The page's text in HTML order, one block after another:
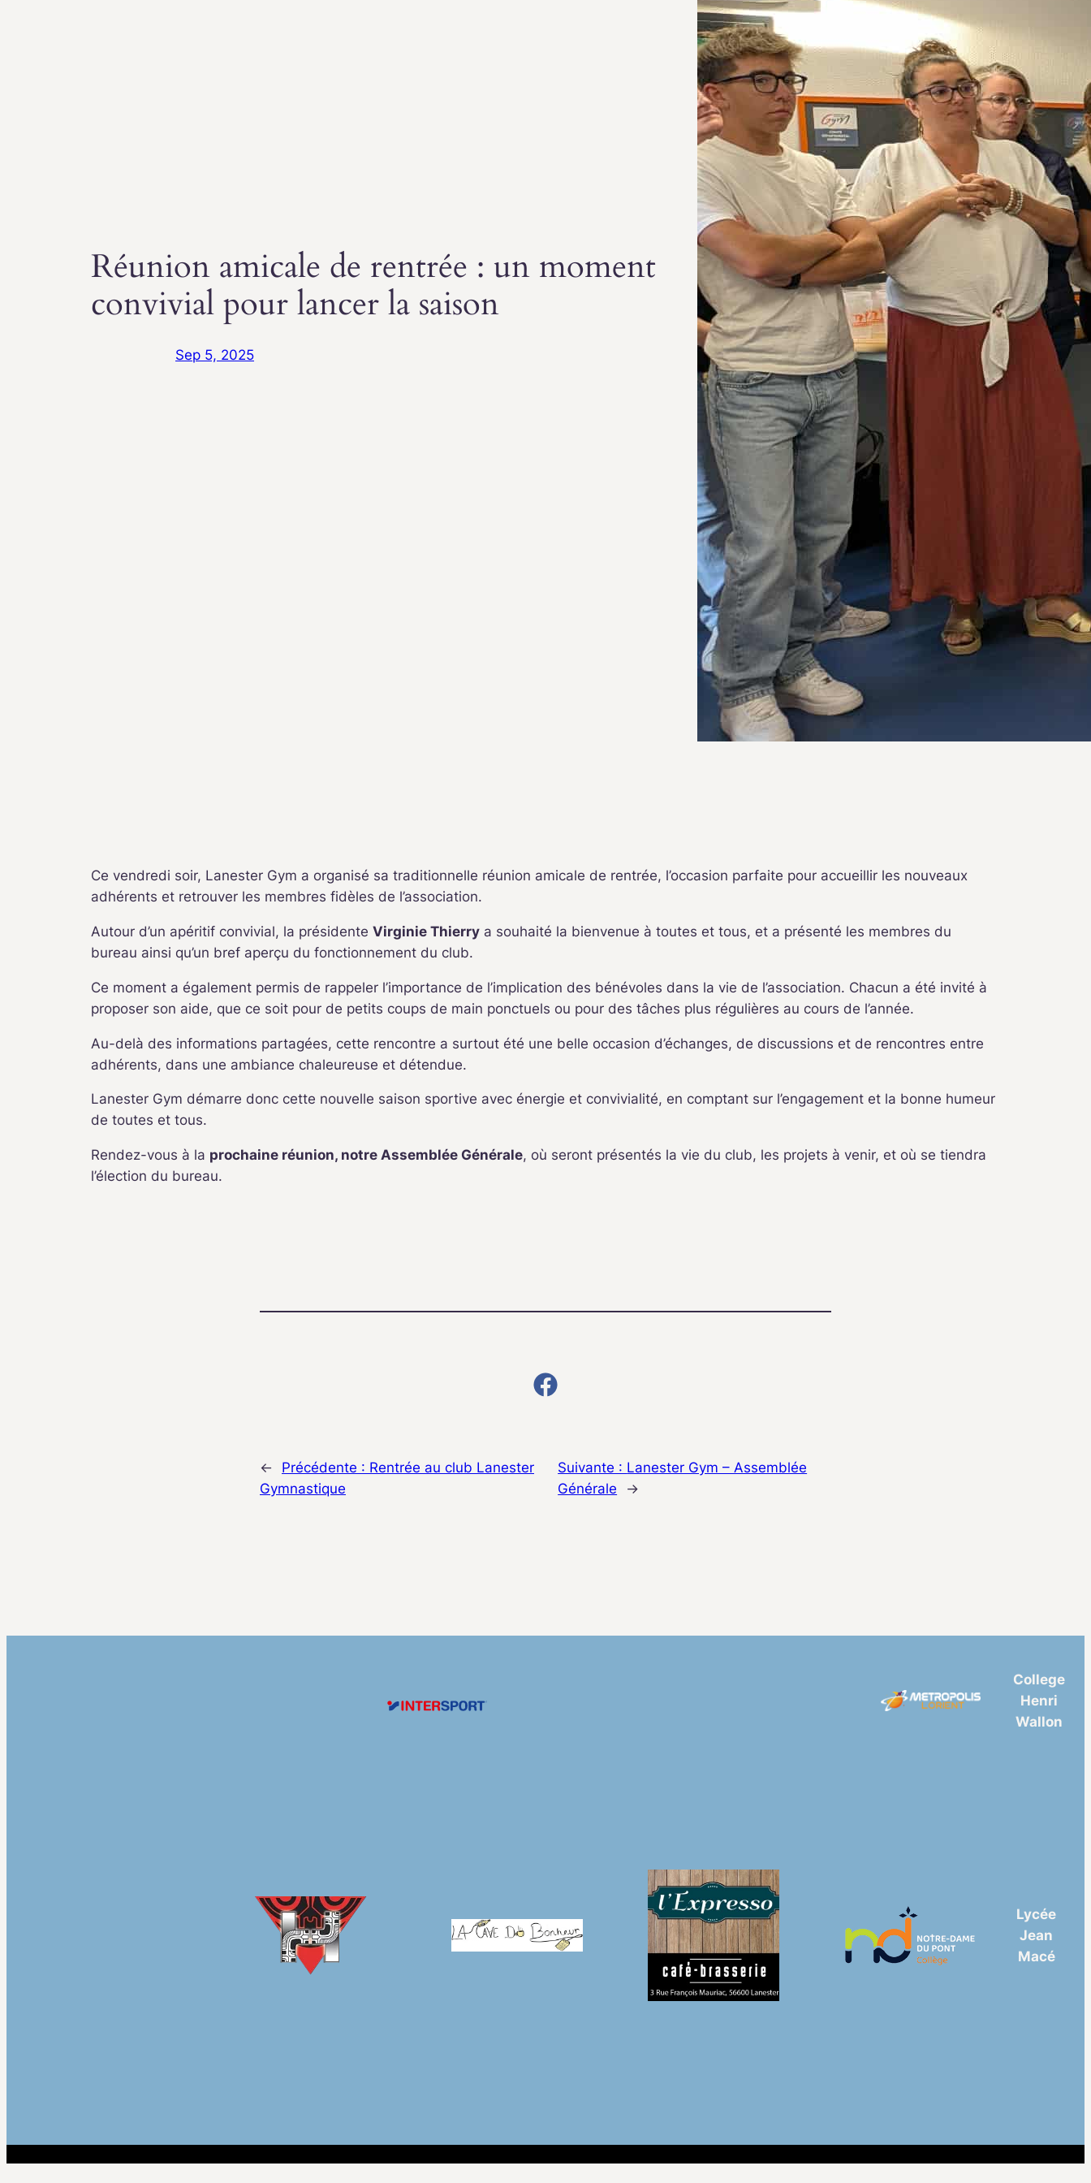
Réunion amicale de rentrée : un moment
convivial pour lancer la saison
Sep 5, 2025
Ce vendredi soir, Lanester Gym a organisé sa traditionnelle réunion amicale de rentrée, l’occasion parfaite pour accueillir les nouveaux
adhérents et retrouver les membres fidèles de l’association.
Autour d’un apéritif convivial, la présidente Virginie Thierry a souhaité la bienvenue à toutes et tous, et a présenté les membres du
bureau ainsi qu’un bref aperçu du fonctionnement du club.
Ce moment a également permis de rappeler l’importance de l’implication des bénévoles dans la vie de l’association. Chacun a été invité à
proposer son aide, que ce soit pour de petits coups de main ponctuels ou pour des tâches plus régulières au cours de l’année.
Au-delà des informations partagées, cette rencontre a surtout été une belle occasion d’échanges, de discussions et de rencontres entre
adhérents, dans une ambiance chaleureuse et détendue.
Lanester Gym démarre donc cette nouvelle saison sportive avec énergie et convivialité, en comptant sur l’engagement et la bonne humeur
de toutes et tous.
Rendez-vous à la prochaine réunion, notre Assemblée Générale, où seront présentés la vie du club, les projets à venir, et où se tiendra
l’élection du bureau.
← Précédente : Rentrée au club Lanester
Gymnastique
Suivante : Lanester Gym – Assemblée
Générale
→
College
Henri
Wallon
Lycée
Jean
Macé